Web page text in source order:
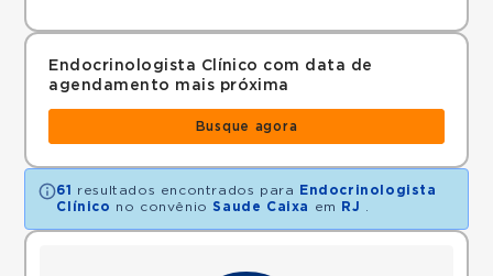
Endocrinologista Clínico com data de
agendamento mais próxima
Busque agora
61 resultados encontrados para
Endocrinologista
Clínico no convênio Saude Caixa em RJ